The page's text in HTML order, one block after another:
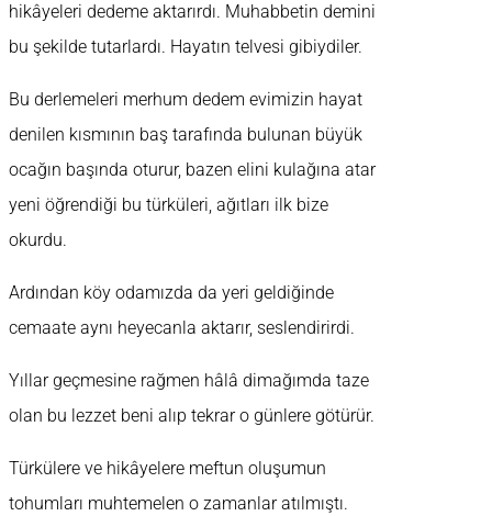
hikâyeleri dedeme aktarırdı. Muhabbetin demini
bu şekilde tutarlardı. Hayatın telvesi gibiydiler.
Bu derlemeleri merhum dedem evimizin hayat
denilen kısmının baş tarafında bulunan büyük
ocağın başında oturur, bazen elini kulağına atar
yeni öğrendiği bu türküleri, ağıtları ilk bize
okurdu.
Ardından köy odamızda da yeri geldiğinde
cemaate aynı heyecanla aktarır, seslendirirdi.
Yıllar geçmesine rağmen hâlâ dimağımda taze
olan bu lezzet beni alıp tekrar o günlere götürür.
Türkülere ve hikâyelere meftun oluşumun
tohumları muhtemelen o zamanlar atılmıştı.